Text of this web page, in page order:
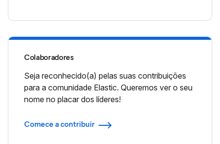
Colaboradores
Seja reconhecido(a) pelas suas contribuições
para a comunidade Elastic. Queremos ver o seu
nome no placar dos líderes!
Comece a contribuir